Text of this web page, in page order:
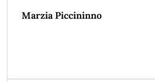
Marzia Piccininno